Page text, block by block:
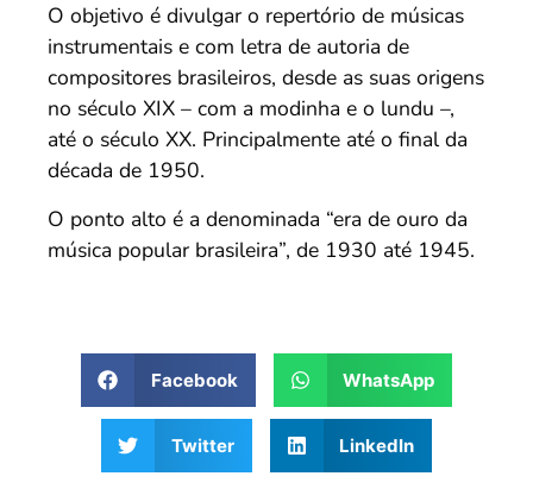
O objetivo é divulgar o repertório de músicas
instrumentais e com letra de autoria de
compositores brasileiros, desde as suas origens
no século XIX – com a modinha e o lundu –,
até o século XX. Principalmente até o final da
década de 1950.
O ponto alto é a denominada “era de ouro da
música popular brasileira”, de 1930 até 1945.
Facebook WhatsApp
Twitter LinkedIn